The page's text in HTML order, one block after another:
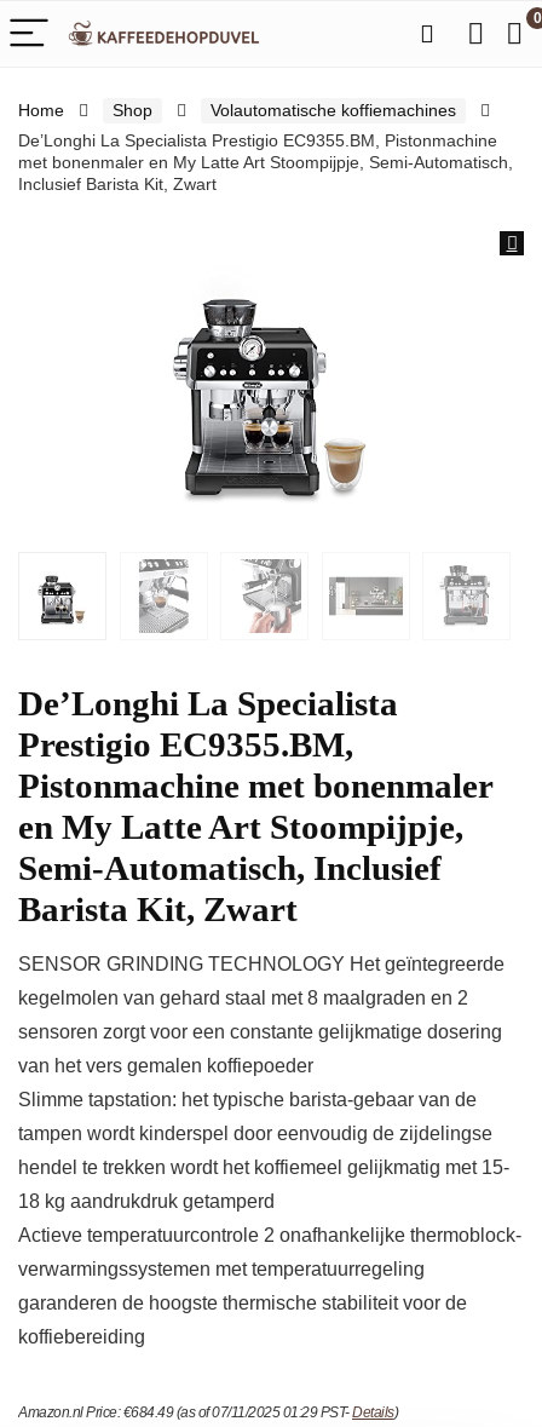
0
Home Shop
Volautomatische koffiemachines
De’Longhi La Specialista Prestigio EC9355.BM, Pistonmachine
met bonenmaler en My Latte Art Stoompijpje, Semi-Automatisch,
Inclusief Barista Kit, Zwart
De’Longhi La Specialista
Prestigio EC9355.BM,
Pistonmachine met bonenmaler
en My Latte Art Stoompijpje,
Semi-Automatisch, Inclusief
Barista Kit, Zwart
SENSOR GRINDING TECHNOLOGY Het geïntegreerde
kegelmolen van gehard staal met 8 maalgraden en 2
sensoren zorgt voor een constante gelijkmatige dosering
van het vers gemalen koffiepoeder
Slimme tapstation: het typische barista-gebaar van de
tampen wordt kinderspel door eenvoudig de zijdelingse
hendel te trekken wordt het koffiemeel gelijkmatig met 15-
18 kg aandrukdruk getamperd
Actieve temperatuurcontrole 2 onafhankelijke thermoblock-
verwarmingssystemen met temperatuurregeling
garanderen de hoogste thermische stabiliteit voor de
koffiebereiding
Amazon.nl Price:€684.49(as of 07/11/2025 01:29 PST-Details)